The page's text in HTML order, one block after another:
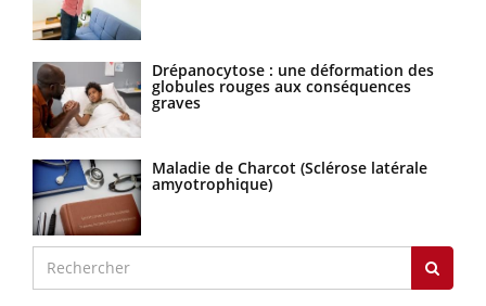
Drépanocytose : une déformation des
globules rouges aux conséquences
graves
Maladie de Charcot (Sclérose latérale
amyotrophique)